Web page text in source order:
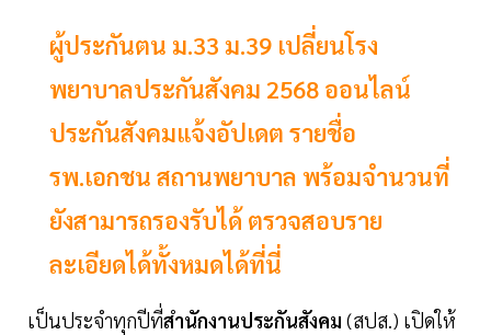
ผู้ประกันตน ม.33 ม.39 เปลี่ยนโรง
พยาบาลประกันสังคม 2568 ออนไลน์
ประกันสังคมแจ้งอัปเดต รายชื่อ
รพ.เอกชน สถานพยาบาล พร้อมจำนวนที่
ยังสามารถรองรับได้ ตรวจสอบราย
ละเอียดได้ทั้งหมดได้ที่นี่
เป็นประจำทุกปีที่สำนักงานประกันสังคม (สปส.) เปิดให้